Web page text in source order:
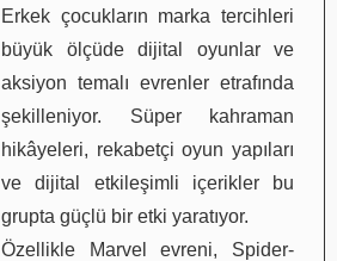
Erkek çocukların marka tercihleri
büyük ölçüde dijital oyunlar ve
aksiyon temalı evrenler etrafında
şekilleniyor. Süper kahraman
hikâyeleri, rekabetçi oyun yapıları
ve dijital etkileşimli içerikler bu
grupta güçlü bir etki yaratıyor.
Özellikle Marvel evreni, Spider-